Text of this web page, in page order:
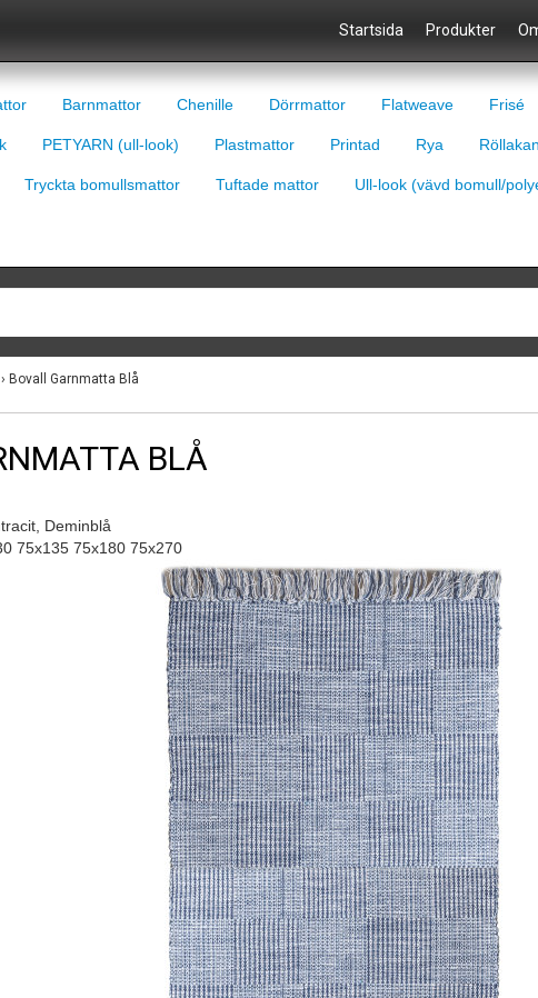
Startsida Produkter
Barnmattor Chenille Dörrmattor Flatweave Frisé
PETYARN (ull-look) Plastmattor Printad Rya Röllakan
Tryckta bomullsmattor Tuftade mattor Ull-look (vävd bomull/
› Bovall Garnmatta Blå
BLÅ
Deminblå
75x135 75x180 75x270